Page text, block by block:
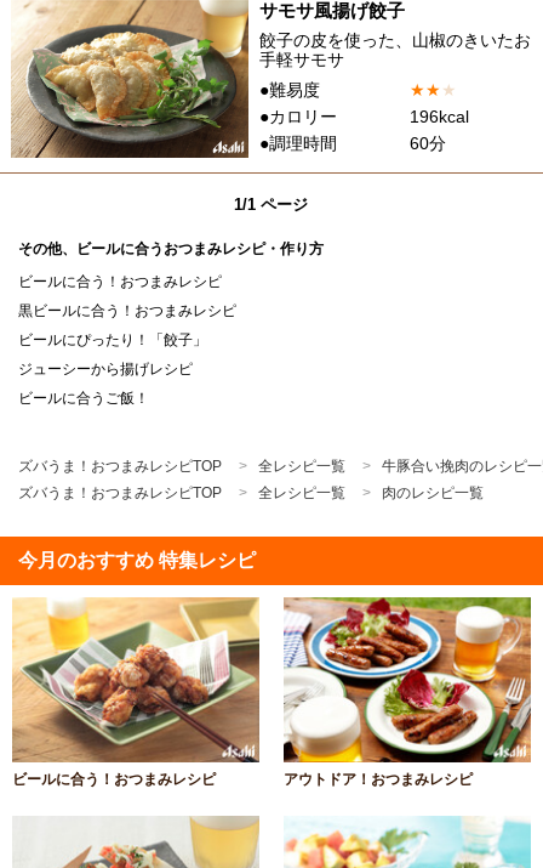
サモサ風揚げ餃子
餃子の皮を使った、山椒のきいたお
手軽サモサ
●難易度
★★★
●カロリー
196kcal
●調理時間
60分
1/1 ページ
その他、ビールに合うおつまみレシピ・作り方
ビールに合う！おつまみレシピ
黒ビールに合う！おつまみレシピ
ビールにぴったり！「餃子」
ジューシーから揚げレシピ
ビールに合うご飯！
ズバうま！おつまみレシピTOP 全レシピ一覧
牛豚合い挽肉のレシピ
ズバうま！おつまみレシピTOP
全レシピ一覧 肉のレシピ一覧
今月のおすすめ 特集レシピ
ビールに合う！おつまみレシピ アウトドア！おつまみレシピ